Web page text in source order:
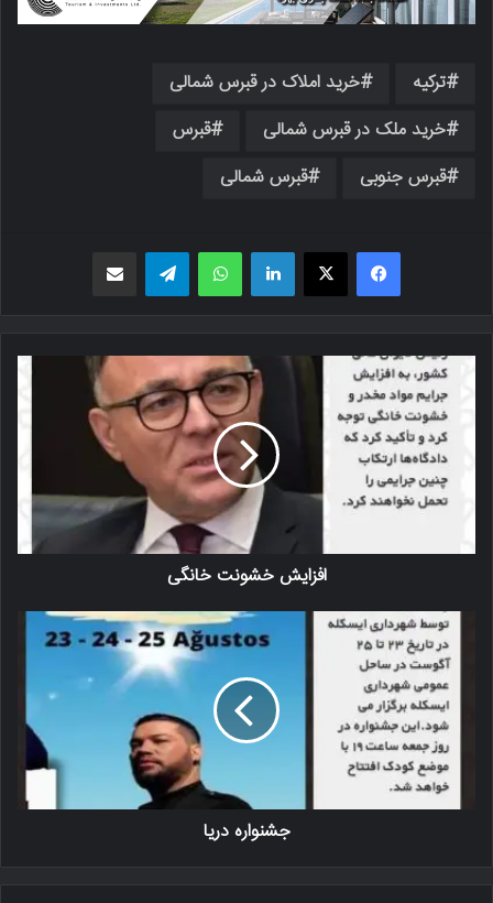
ترکیه
خرید املاک در قبرس شمالی
خرید ملک در قبرس شمالی
قبرس
قبرس جنوبی
قبرس شمالی
فیسبوک X لینکدین واتس اپ
افزایش خشونت خانگی
جشنواره دریا